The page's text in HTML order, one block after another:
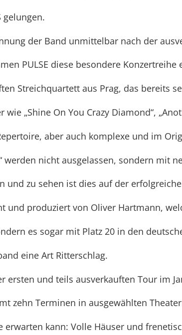
gelungen.
der Band unmittelbar nach der
PULSE diese besondere
Streichquartett aus Prag, das bereits
wie „Shine On You Crazy Diamond“,
aber auch komplexe und im
werden nicht ausgelassen, sondern mit
und zu sehen ist dies auf der
und produziert von Oliver Hartmann,
es sogar mit Platz 20 in den
eine Art Ritterschlag.
ersten und teils ausverkauften Tour im
zehn Terminen in ausgewählten
erwarten kann: Volle Häuser und